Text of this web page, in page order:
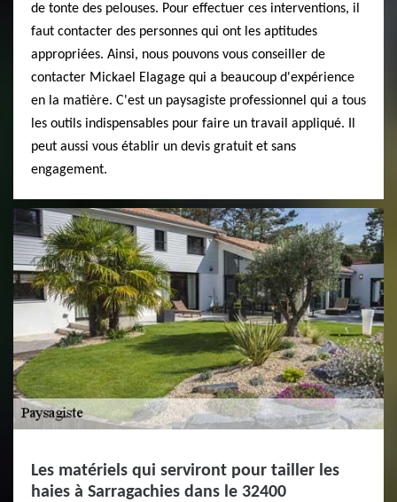
de tonte des pelouses. Pour effectuer ces interventions, il
faut contacter des personnes qui ont les aptitudes
appropriées. Ainsi, nous pouvons vous conseiller de
contacter Mickael Elagage qui a beaucoup d'expérience
en la matière. C'est un paysagiste professionnel qui a tous
les outils indispensables pour faire un travail appliqué. Il
peut aussi vous établir un devis gratuit et sans
engagement.
Les matériels qui serviront pour tailler les
haies à Sarragachies dans le 32400